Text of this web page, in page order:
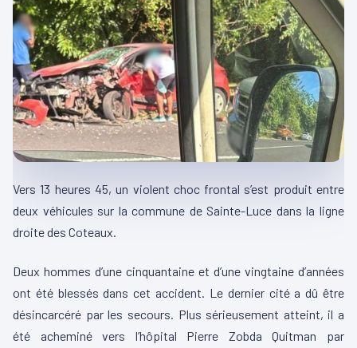
Vers 13 heures 45, un violent choc frontal s’est produit entre
deux véhicules sur la commune de Sainte-Luce dans la ligne
droite des Coteaux.
Deux hommes d’une cinquantaine et d’une vingtaine d’années
ont été blessés dans cet accident. Le dernier cité a dû être
désincarcéré par les secours. Plus sérieusement atteint, il a
été acheminé vers l’hôpital Pierre Zobda Quitman par